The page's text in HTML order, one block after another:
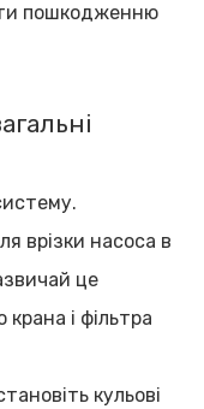
пошкодженню
врізки насоса в
це
крана і фільтра
кульові